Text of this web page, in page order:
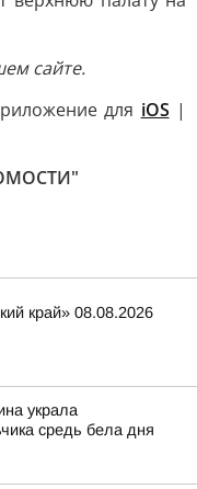
сайте.
для iOS |
край» 08.08.2026
украла
средь бела дня